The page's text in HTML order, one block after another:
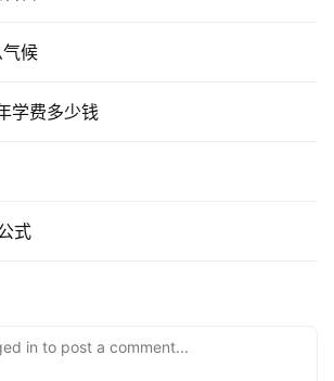
候
学费多少钱
式
in to post a comment...